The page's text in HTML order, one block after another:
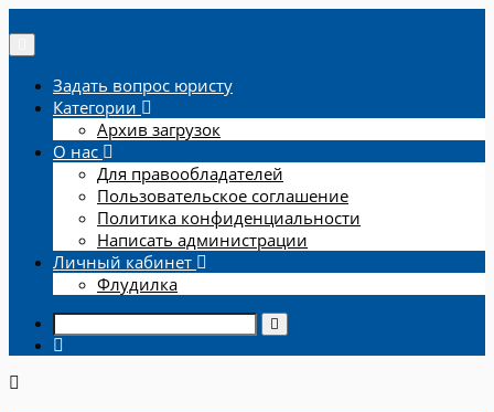
Задать вопрос юристу
Категории
Архив загрузок
О нас
Для правообладателей
Пользовательское соглашение
Политика конфиденциальности
Написать администрации
Личный кабинет
Флудилка